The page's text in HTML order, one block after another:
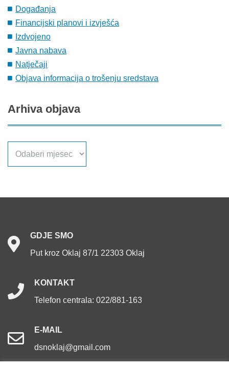
Događanja
Financijski planovi i izvješća
Izdvojeno
Javna nabava
Natječaji
Objava informacija o trošenju sredstava
Arhiva objava
GDJE SMO
Put kroz Oklaj 87/1 22303 Oklaj
KONTAKT
Telefon centrala: 022/881-163
E-MAIL
dsnoklaj@gmail.com